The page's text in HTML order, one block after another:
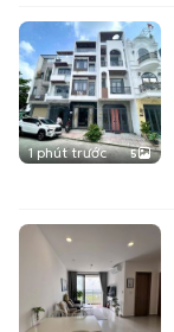
1 phút trước 5